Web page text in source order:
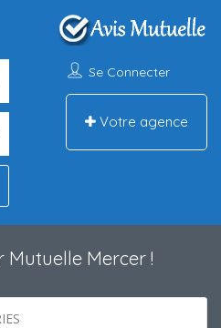
Se Connecter
Votre agence
Mutuelle Mercer !